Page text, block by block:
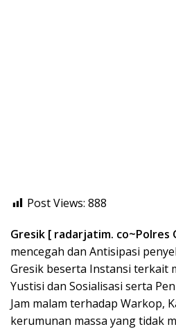
Post Views: 888
Gresik [ radarjatim. co~Polres
mencegah dan Antisipasi
Gresik beserta Instansi terkait
Yustisi dan Sosialisasi serta
Jam malam terhadap Warkop,
kerumunan massa yang tidak